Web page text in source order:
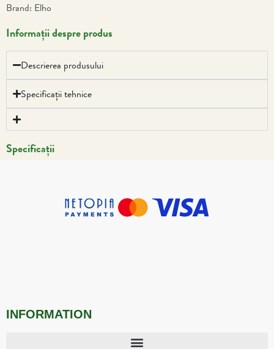
Brand: Elho
Informații despre produs
Descrierea produsului
Specificații tehnice
Specificații
INFORMATION